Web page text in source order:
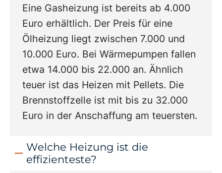
Eine Gasheizung ist bereits ab 4.000
Euro erhältlich. Der Preis für eine
Ölheizung liegt zwischen 7.000 und
10.000 Euro. Bei Wärmepumpen fallen
etwa 14.000 bis 22.000 an. Ähnlich
teuer ist das Heizen mit Pellets. Die
Brennstoffzelle ist mit bis zu 32.000
Euro in der Anschaffung am teuersten.
Welche Heizung ist die
effizienteste?